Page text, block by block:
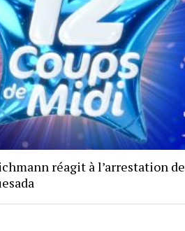
réagit à l’arrestation de